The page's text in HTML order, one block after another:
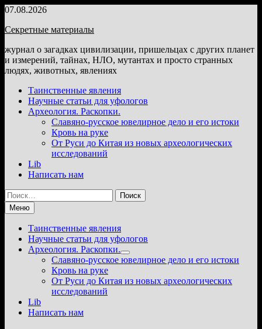
Перейти
содержимому
07.08.2026
Секретные материалы
журнал о загадках цивилизации, пришельцах с других планет
и измерений, тайнах, НЛО, мутантах и просто странных
людях, животных, явлениях
Таинственные явления
Научные статьи для уфологов
Археология. Раскопки.
Славяно-русское ювелирное дело и его истоки
Кровь на руке
От Руси до Китая из новых археологических
исследований
Lib
Написать нам
Найти:
Меню
Таинственные явления
Научные статьи для уфологов
Археология. Раскопки.
Показать
подменю
Славяно-русское ювелирное дело и его истоки
Кровь на руке
От Руси до Китая из новых археологических
исследований
Lib
Написать нам